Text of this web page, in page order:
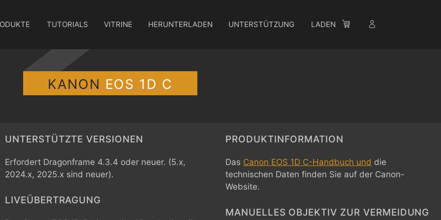
TUTORIALS VITRINE HERUNTERLADEN UNTERSTÜTZUNG LADEN
KANON EOS 1D C
UNTERSTÜTZTE VERSIONEN
Erfordert Dragonframe 4.3.4 oder neuer. (5.x,
2024.x, 2025.x sind neuer).
LIVEÜBERTRAGUNG
PRODUKTINFORMATION
Das Canon EOS 1D C-Handbuch und die
technischen Daten finden Sie auf der Canon-
Website.
MANUELLES OBJEKTIV ZUR VERMEIDUNG